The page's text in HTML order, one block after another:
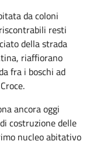
da coloni
resti
della strada
riaffiorano
fra i boschi ad
ancora oggi
costruzione delle
nucleo abitativo